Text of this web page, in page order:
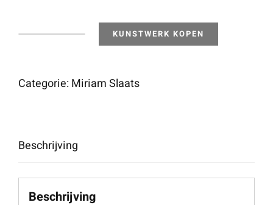
-
KUNSTWERK KOPEN
Categorie:Miriam Slaats
Beschrijving
Beschrijving